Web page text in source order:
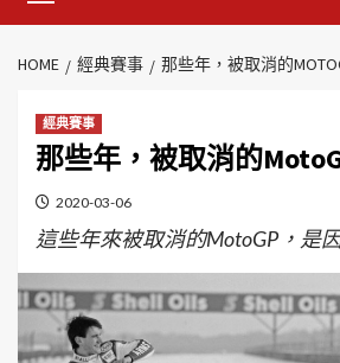
HOME 經典賽事 那些年，被取消的
經典賽事
那些年，被取消的
2020-03-06
這些年來被取消的MotoGP，是